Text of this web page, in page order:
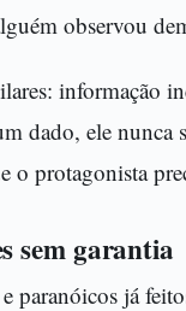
observou
informação
dado, ele nunca
o protagonista
sem garantia
paranóicos já